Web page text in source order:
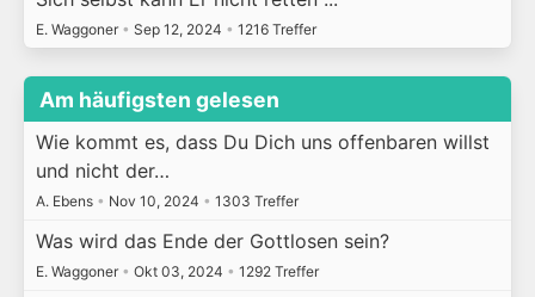
E. Waggoner • Sep 12, 2024 • 1216 Treffer
Am häufigsten gelesen
Wie kommt es, dass Du Dich uns offenbaren willst
und nicht der…
A. Ebens • Nov 10, 2024 • 1303 Treffer
Was wird das Ende der Gottlosen sein?
E. Waggoner • Okt 03, 2024 • 1292 Treffer